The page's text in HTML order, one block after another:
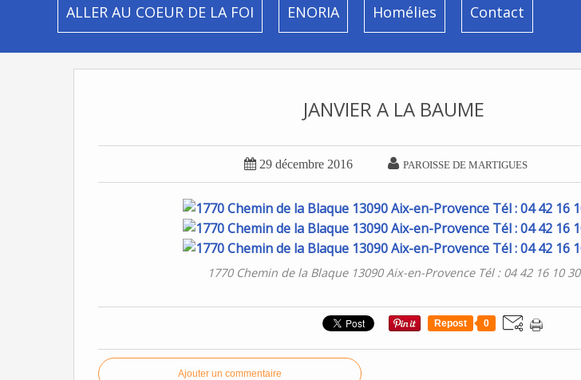
ALLER AU COEUR DE LA FOI ENORIA Homélies Contact
JANVIER A LA BAUME
 29 décembre 2016  PAROISSE DE MARTIGUES
1770 Chemin de la Blaque 13090 Aix-en-Provence Tél : 04 42 16 10 30
Repost 0
Ajouter un commentaire